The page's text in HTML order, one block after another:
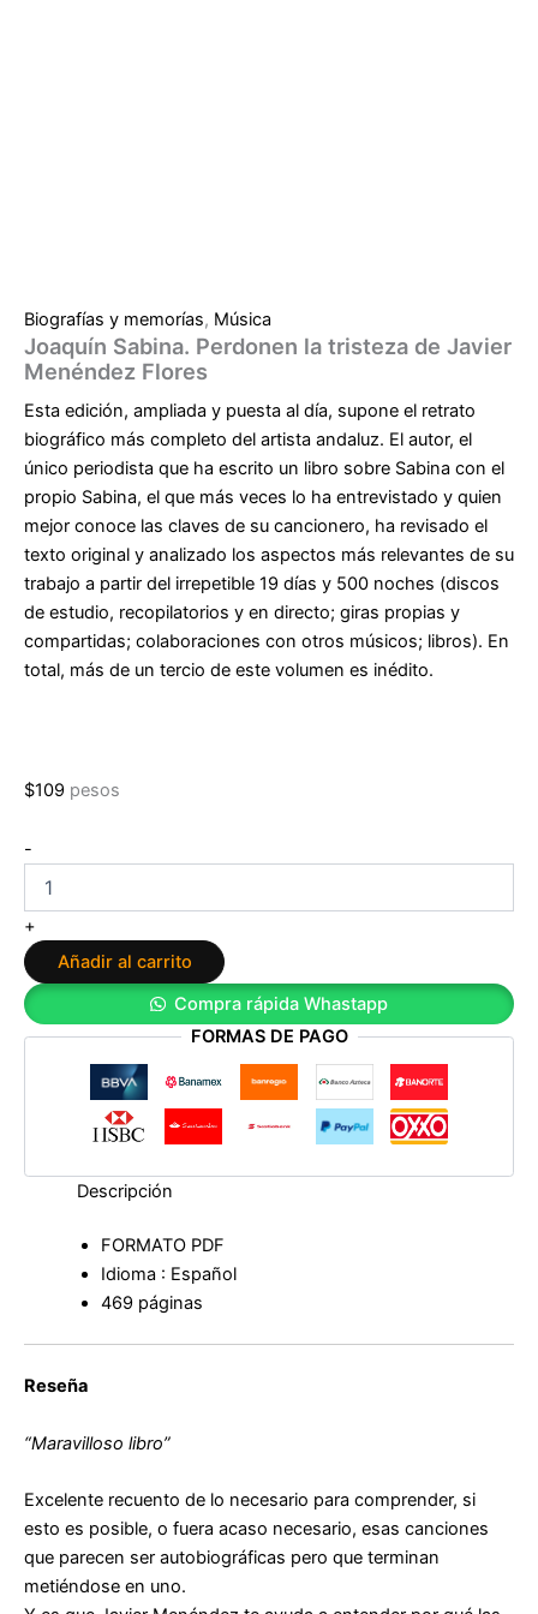
Biografías y memorías, Música
Joaquín Sabina. Perdonen la tristeza de Javier
Menéndez Flores
Esta edición, ampliada y puesta al día, supone el retrato
biográfico más completo del artista andaluz. El autor, el
único periodista que ha escrito un libro sobre Sabina con el
propio Sabina, el que más veces lo ha entrevistado y quien
mejor conoce las claves de su cancionero, ha revisado el
texto original y analizado los aspectos más relevantes de su
trabajo a partir del irrepetible 19 días y 500 noches (discos
de estudio, recopilatorios y en directo; giras propias y
compartidas; colaboraciones con otros músicos; libros). En
total, más de un tercio de este volumen es inédito.
$109 pesos
-
Sabina.
Perdonen
la
tristeza
Javier
Flores
cantidad
+
Añadir al carrito
Compra rápida Whastapp
FORMAS DE PAGO
Descripción
FORMATO PDF
Idioma : Español
469 páginas
Reseña
“Maravilloso libro”
Excelente recuento de lo necesario para comprender, si
esto es posible, o fuera acaso necesario, esas canciones
que parecen ser autobiográficas pero que terminan
metiéndose en uno.